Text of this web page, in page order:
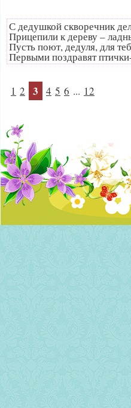
С дедушкой скворечник
Прицепили к дереву –
Пусть поют, дедуля, для
Первыми поздравят
1 2 3 4 5 6 ... 12